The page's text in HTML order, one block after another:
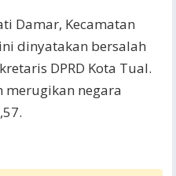
Damar, Kecamatan
dinyatakan bersalah
DPRD Kota Tual.
merugikan negara